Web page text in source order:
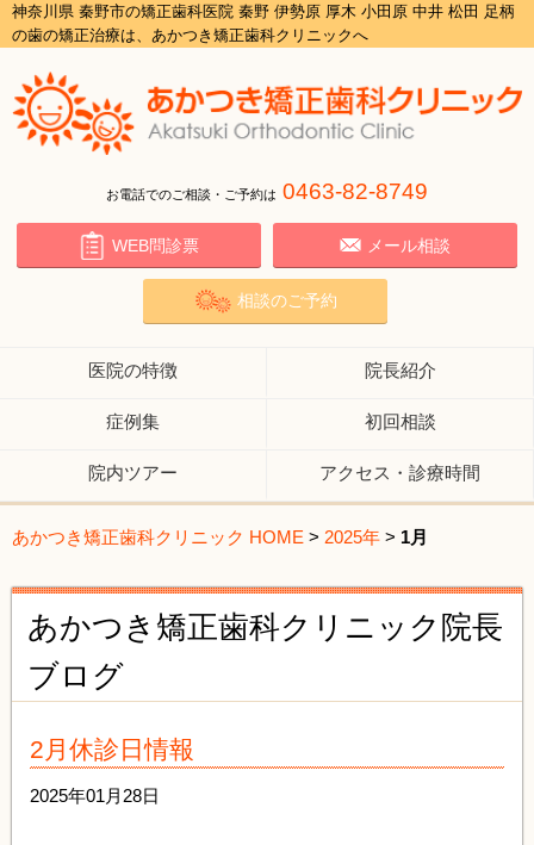
神奈川県 秦野市の矯正歯科医院 秦野 伊勢原 厚木 小田原 中井 松田 足柄
の歯の矯正治療は、あかつき矯正歯科クリニックへ
お電話でのご相談・ご予約は 0463-82-8749
WEB問診票 メール相談
相談のご予約
医院の特徴 院長紹介
症例集 初回相談
院内ツアー アクセス・診療時間
あかつき矯正歯科クリニック HOME > 2025年 > 1月
あかつき矯正歯科クリニック院長
ブログ
2月休診日情報
2025年01月28日